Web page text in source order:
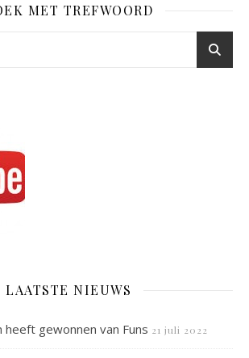
MET TREFWOORD
LAATSTE NIEUWS
gewonnen van Funs 21 juli 2022